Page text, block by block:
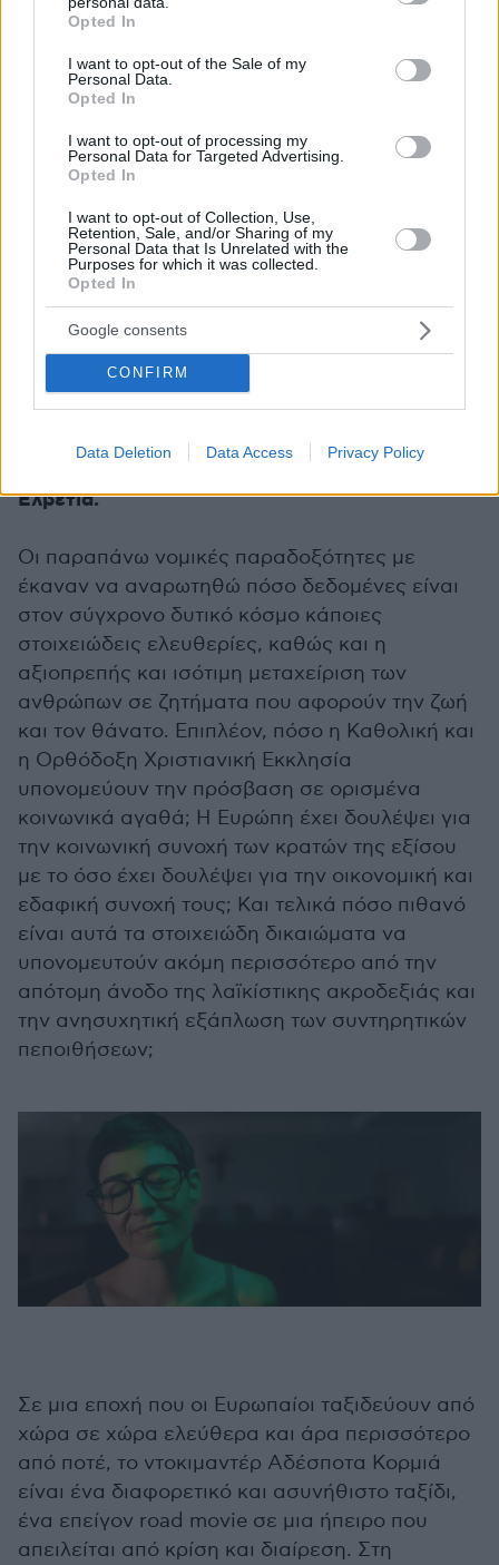
grant or deny consent to Google and its third-party tags to
use your data for below specified purposes in below Google
consent section.
Opted In
I want to opt-out of the Sale of my
Personal Data.
Opted In
I want to opt-out of processing my
Personal Data for Targeted Advertising.
Opted In
I want to opt-out of Collection, Use,
Retention, Sale, and/or Sharing of my
Personal Data that Is Unrelated with the
Purposes for which it was collected.
Opted In
Google consents
CONFIRM
Data Deletion Data Access Privacy Policy
Την ίδια στιγμή στην ο νόμος για την
εξωσωματική γονιμοποίηση
αυστηρός. Δεν επιτρέπεται για τα ομόφυλα
ζευγάρια και τις γυναίκες που δεν είναι σε
νομοθεσία έχει οδηγήσει πολλές Ιταλίδες να
ταξιδεύουν στο εξωτερικό για να συλλάβουν
παιδί με εξωσωματική γονιμοποίηση. Ένας από
τους πιο δημοφιλείς προορισμούς είναι η
Ελλάδα.
Ταυτόχρονα, στηνΕλλάδαηευθανασία
παραμένει παράνομη, παρά τις κατά καιρούς
προσπάθειες νομιμοποίησης της, με τους
ασθενείς να αναζητούν τη λύση της
Ελβετία.
Οι παραπάνω νομικές παραδοξότητες με
έκαναν να αναρωτηθώ πόσο δεδομένες είναι
στον σύγχρονο δυτικό κόσμο κάποιες
στοιχειώδεις ελευθερίες, καθώς και η
αξιοπρεπής και ισότιμη μεταχείριση των
ανθρώπων σε ζητήματα που αφορούν την ζωή
και τον θάνατο. Επιπλέον, πόσο η Καθολική και
η Ορθόδοξη Χριστιανική Εκκλησία
υπονομεύουν την πρόσβαση σε ορισμένα
κοινωνικά αγαθά; Η Ευρώπη έχει δουλέψει για
την κοινωνική συνοχή των κρατών της εξίσου
με το όσο έχει δουλέψει για την οικονομική και
εδαφική συνοχή τους; Και τελικά πόσο πιθανό
είναι αυτά τα στοιχειώδη δικαιώματα να
υπονομευτούν ακόμη περισσότερο από την
απότομη άνοδο της λαϊκίστικης ακροδεξιάς και
την ανησυχητική εξάπλωση των συντηρητικών
πεποιθήσεων;
Σε μια εποχή που οι Ευρωπαίοι ταξιδεύουν από
χώρα σε χώρα ελεύθερα και άρα περισσότερο
από ποτέ, το ντοκιμαντέρ Αδέσποτα Κορμιά
είναι ένα διαφορετικό και ασυνήθιστο ταξίδι,
ένα επείγον road movie σε μια ήπειρο που
απειλείται από κρίση και διαίρεση. Στη